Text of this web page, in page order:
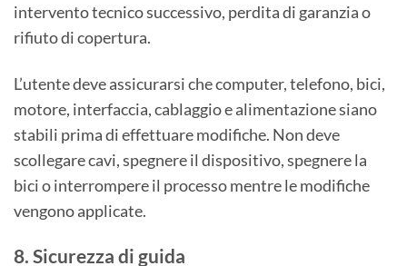
intervento tecnico successivo, perdita di garanzia o
rifiuto di copertura.
L’utente deve assicurarsi che computer, telefono, bici,
motore, interfaccia, cablaggio e alimentazione siano
stabili prima di effettuare modifiche. Non deve
scollegare cavi, spegnere il dispositivo, spegnere la
bici o interrompere il processo mentre le modifiche
vengono applicate.
8. Sicurezza di guida